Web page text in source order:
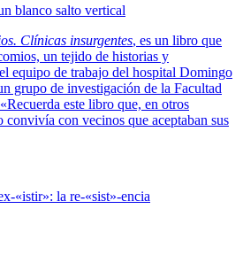
blanco salto vertical
Clínicas insurgentes, es un libro que
un tejido de historias y
equipo de trabajo del hospital Domingo
grupo de investigación de la Facultad
este libro que, en otros
con vecinos que aceptaban sus